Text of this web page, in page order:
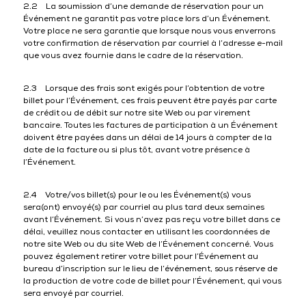
2.2 La soumission d’une demande de réservation pour un
Événement ne garantit pas votre place lors d’un Événement.
Votre place ne sera garantie que lorsque nous vous enverrons
votre confirmation de réservation par courriel à l’adresse e-mail
que vous avez fournie dans le cadre de la réservation.
2.3 Lorsque des frais sont exigés pour l’obtention de votre
billet pour l’Événement, ces frais peuvent être payés par carte
de crédit ou de débit sur notre site Web ou par virement
bancaire. Toutes les factures de participation à un Événement
doivent être payées dans un délai de 14 jours à compter de la
date de la facture ou si plus tôt, avant votre présence à
l’Événement.
2.4 Votre/vos billet(s) pour le ou les Événement(s) vous
sera(ont) envoyé(s) par courriel au plus tard deux semaines
avant l’Événement. Si vous n’avez pas reçu votre billet dans ce
délai, veuillez nous contacter en utilisant les coordonnées de
notre site Web ou du site Web de l’Événement concerné. Vous
pouvez également retirer votre billet pour l’Événement au
bureau d’inscription sur le lieu de l’événement, sous réserve de
la production de votre code de billet pour l’Événement, qui vous
sera envoyé par courriel.